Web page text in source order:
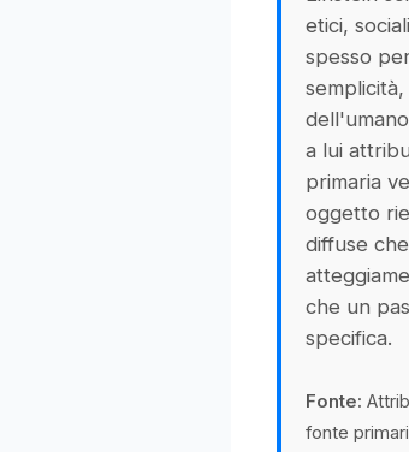
etici,
spesso
a lui
primaria
oggetto
diffuse
che un
specifica.
Fonte:
fonte